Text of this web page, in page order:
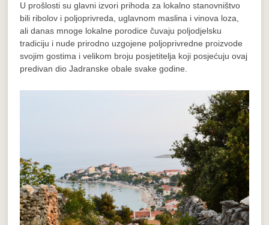
U prošlosti su glavni izvori prihoda za lokalno stanovništvo
bili ribolov i poljoprivreda, uglavnom maslina i vinova loza,
ali danas mnoge lokalne porodice čuvaju poljodjelsku
tradiciju i nude prirodno uzgojene poljoprivredne proizvode
svojim gostima i velikom broju posjetitelja koji posjećuju ovaj
predivan dio Jadranske obale svake godine.